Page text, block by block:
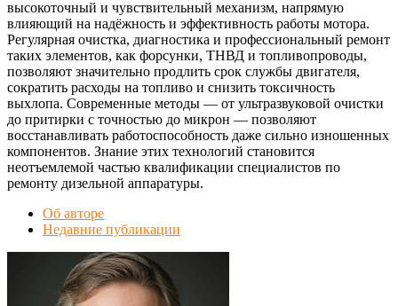
высокоточный и чувствительный механизм, напрямую
влияющий на надёжность и эффективность работы мотора.
Регулярная очистка, диагностика и профессиональный ремонт
таких элементов, как форсунки, ТНВД и топливопроводы,
позволяют значительно продлить срок службы двигателя,
сократить расходы на топливо и снизить токсичность
выхлопа. Современные методы — от ультразвуковой очистки
до притирки с точностью до микрон — позволяют
восстанавливать работоспособность даже сильно изношенных
компонентов. Знание этих технологий становится
неотъемлемой частью квалификации специалистов по
ремонту дизельной аппаратуры.
Об авторе
Недавние публикации